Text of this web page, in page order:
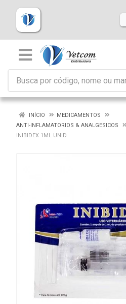
INÍCIO
MEDICAMENTOS
ANTI-INFLAMATORIOS & ANALGESICOS
INIBIDEX 1ML UNID